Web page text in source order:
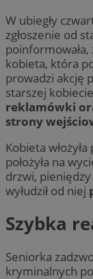
W ubiegły
zgłoszenie od
poinformowała,
kobieta, która
prowadzi akcję
starszej kobiecie
reklamówki
strony
Kobieta
położyła na
drzwi,
wyłudził od niej
Szybka
Seniorka
kryminalnych